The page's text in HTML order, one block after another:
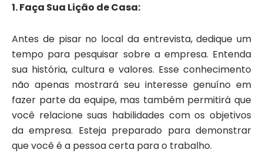
1. Faça Sua Lição de Casa:
Antes de pisar no local da entrevista, dedique um
tempo para pesquisar sobre a empresa. Entenda
sua história, cultura e valores. Esse conhecimento
não apenas mostrará seu interesse genuíno em
fazer parte da equipe, mas também permitirá que
você relacione suas habilidades com os objetivos
da empresa. Esteja preparado para demonstrar
que você é a pessoa certa para o trabalho.